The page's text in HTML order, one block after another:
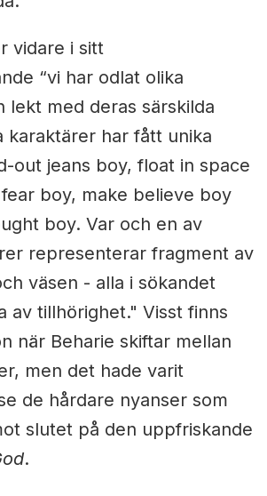
vidare i sitt
“vi har odlat olika
lekt med deras särskilda
karaktärer har fått unika
out jeans boy, float in space
boy, make believe boy
boy. Var och en av
representerar fragment av
väsen - alla i sökandet
av tillhörighet." Visst finns
när Beharie skiftar mellan
men det hade varit
de hårdare nyanser som
slutet på den uppfriskande
.